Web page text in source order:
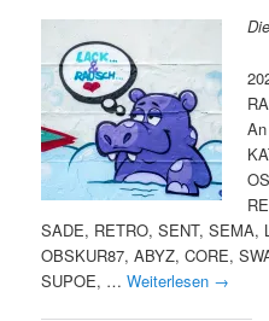
SADE, RETRO, SENT,
OBSKUR87, ABYZ, CORE,
SUPOE, …Weiterlesen →